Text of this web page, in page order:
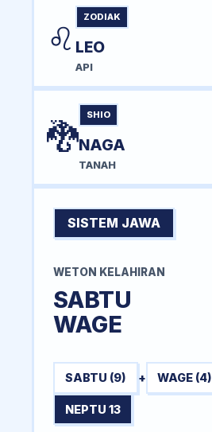
♌
ZODIAK
LEO
API
🐉
SHIO
NAGA
TANAH
SISTEM JAWA
WETON KELAHIRAN
SABTU
WAGE
SABTU (9) + WAGE (4)
NEPTU 13